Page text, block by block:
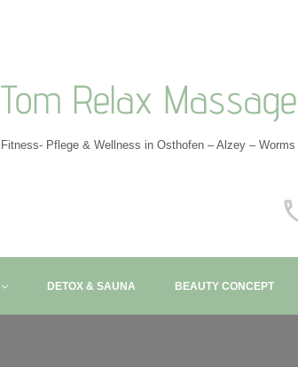
Tom Relax
Fitness- Pflege & Wellness in Osthofen – Alzey – Worms
DETOX & SAUNA BEAUTY CONCEPT